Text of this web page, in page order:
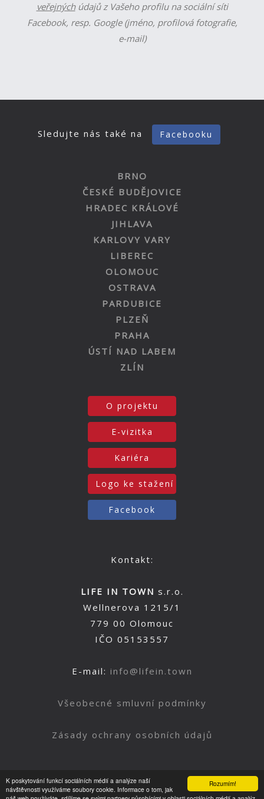
Rozumím!
K poskytování funkcí sociálních médií a analýze naší
návštěvnosti využíváme soubory cookie. Informace o tom, jak
veřejnýchúdajů z Vašeho profilu na sociální síti
Facebook, resp. Google (jméno, profilová fotografie,
e-mail)
Sledujte nás také na Facebooku
BRNO
ČESKÉ BUDĚJOVICE
HRADEC KRÁLOVÉ
JIHLAVA
KARLOVY VARY
LIBEREC
OLOMOUC
OSTRAVA
PARDUBICE
PLZEŇ
PRAHA
ÚSTÍ NAD LABEM
ZLÍN
O projektu
E-vizitka
Kariéra
Logo ke stažení
Facebook
Kontakt:
LIFE IN TOWN s.r.o.
Wellnerova 1215/1
779 00 Olomouc
IČO 05153557
E-mail: info@lifein.town
Všeobecné smluvní podmínky
Zásady ochrany osobních údajů
Nahoru